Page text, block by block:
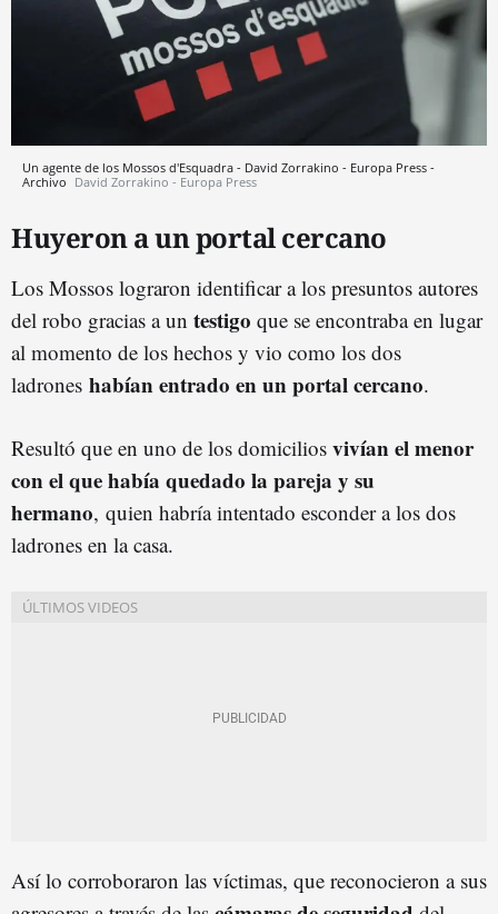
Un agente de los Mossos d'Esquadra - David Zorrakino - Europa Press -
Archivo David Zorrakino - Europa Press
Huyeron a un portal cercano
Los Mossos lograron identificar a los presuntos autores
del robo gracias a un testigo que se encontraba en lugar
al momento de los hechos y vio como los dos
ladrones habían entrado en un portal cercano.
Resultó que en uno de los domicilios vivían el menor
con el que había quedado la pareja y su
hermano, quien habría intentado esconder a los dos
ladrones en la casa.
Así lo corroboraron las víctimas, que reconocieron a sus